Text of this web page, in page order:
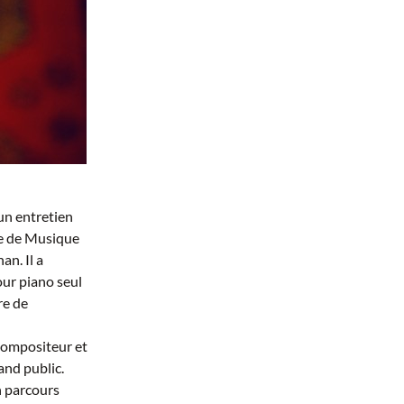
entretien
de Musique
Il a
piano seul
de
et
public.
parcours